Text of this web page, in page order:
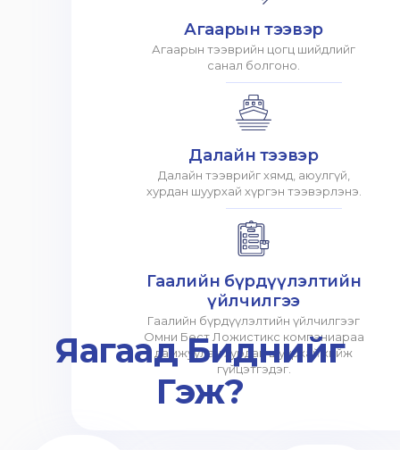
Агаарын тээвэр
Агаарын тээврийн цогц шийдлийг
санал болгоно.
Далайн тээвэр
Далайн тээврийг хямд, аюулгүй,
хурдан шуурхай хүргэн тээвэрлэнэ.
Гаалийн бүрдүүлэлтийн
үйлчилгээ
Гаалийн бүрдүүлэлтийн үйлчилгээг
Омни Бест Ложистикс компаниараа
дамжуулан хурдан шуурхай хийж
гүйцэтгэдэг.
Яагаад Биднийг
Гэж?